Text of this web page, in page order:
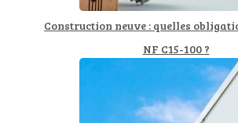
Construction neuve : quelles
NF C15-100 ?